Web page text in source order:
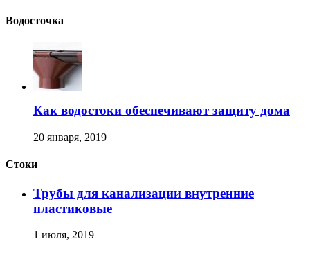
Водосточка
Как водостоки обеспечивают защиту дома
20 января, 2019
Стоки
Трубы для канализации внутренние
пластиковые
1 июля, 2019